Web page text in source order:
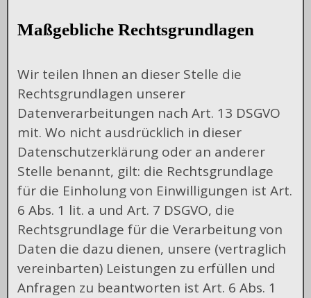
Maßgebliche Rechtsgrundlagen
Wir teilen Ihnen an dieser Stelle die
Rechtsgrundlagen unserer
Datenverarbeitungen nach Art. 13 DSGVO
mit. Wo nicht ausdrücklich in dieser
Datenschutzerklärung oder an anderer
Stelle benannt, gilt: die Rechtsgrundlage
für die Einholung von Einwilligungen ist Art.
6 Abs. 1 lit. a und Art. 7 DSGVO, die
Rechtsgrundlage für die Verarbeitung von
Daten die dazu dienen, unsere (vertraglich
vereinbarten) Leistungen zu erfüllen und
Anfragen zu beantworten ist Art. 6 Abs. 1